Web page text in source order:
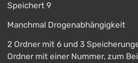
Speichert 9
Manchmal Drogenabhängigkeit
2 Ordner mit 6 und 3
Ordner mit einer Nummer, zum